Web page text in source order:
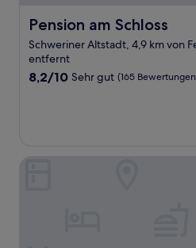
Pension am Schloss
Pension am Schloss
Schweriner Altstadt, 4,9 km von
entfernt
8.2
Bewertungen)
8,2/10 Sehr gut (165